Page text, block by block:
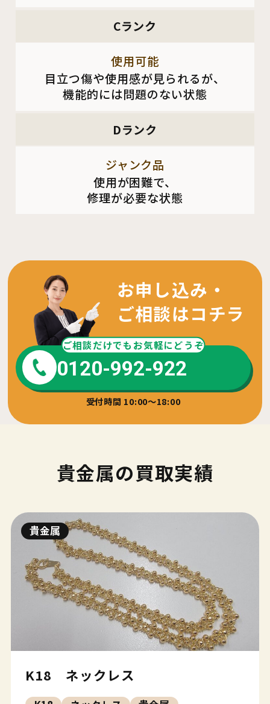
Cランク
使用可能
目立つ傷や使用感が見られるが、
機能的には問題のない状態
Dランク
ジャンク品
使用が困難で、
修理が必要な状態
お申し込み・
ご相談はコチラ
ご相談だけでもお気軽にどうぞ
0120-992-922
受付時間 10:00～18:00
貴金属の買取実績
貴金属
K18 ネックレス